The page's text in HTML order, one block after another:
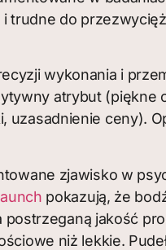
trudne do
wykonania i
atrybut
ceny).
zjawisko w
pokazują, że
jakość
niż lekkie.